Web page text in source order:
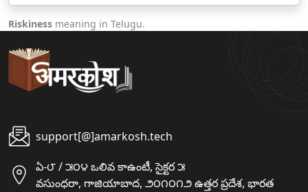
Riskiness meaning in Telugu.
support[@]amarkosh.tech
ఏ-౮ / ౫౦౪ ఒలివ కాఉంటీ, సైక్టర ౫
వసుంధరా, గాజియాబాద, ౨౦౧౦౧౨ ఉత్తర ప్రదేశ, భారత